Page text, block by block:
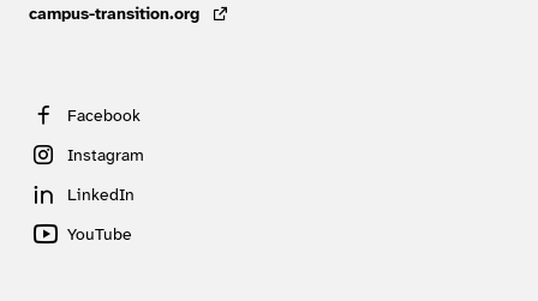
campus-transition.org
- lien externe
Facebook
Instagram
LinkedIn
YouTube